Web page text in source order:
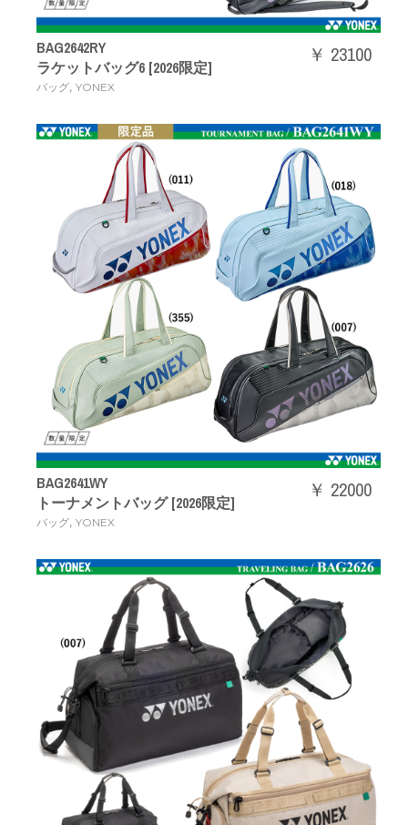
BAG2642RY
ラケットバッグ6 [2026限定]
バッグ, YONEX
￥ 23100
BAG2641WY
トーナメントバッグ [2026限定]
バッグ, YONEX
￥ 22000